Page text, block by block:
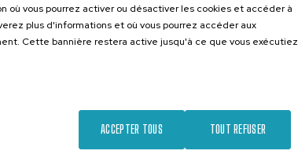
Sebastián
où vous pourrez activer ou désactiver les cookies et accéder à
plus d'informations et où vous pourrez accéder aux
Cette bannière restera active jusqu'à ce que vous exécutiez
TOUT REFUSER
ACCEPTER TOUS